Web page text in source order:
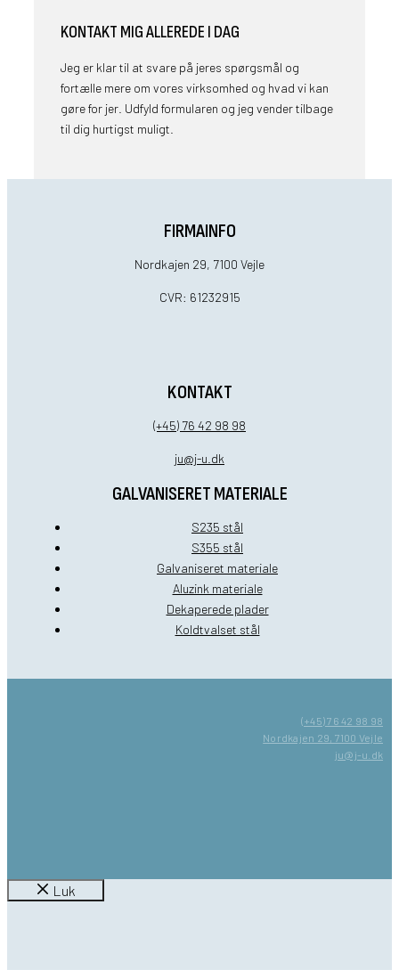
KONTAKT MIG ALLEREDE I DAG
Jeg er klar til at svare på jeres spørgsmål og
fortælle mere om vores virksomhed og hvad vi kan
gøre for jer. Udfyld formularen og jeg vender tilbage
til dig hurtigst muligt.
FIRMAINFO
Nordkajen 29, 7100 Vejle
CVR: 61232915
KONTAKT
(+45) 76 42 98 98
ju@j-u.dk
GALVANISERET MATERIALE
S235 stål
S355 stål
Galvaniseret materiale
Aluzink materiale
Dekaperede plader
Koldtvalset stål
(+45) 76 42 98 98
Nordkajen 29, 7100 Vejle
ju@j-u.dk
Luk